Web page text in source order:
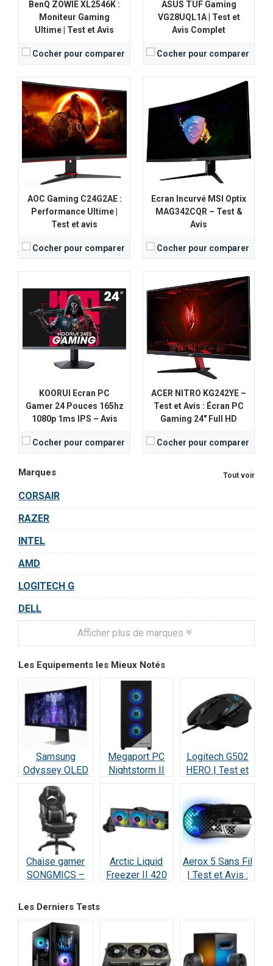
BenQ ZOWIE XL2546K :
Moniteur Gaming
Ultime | Test et Avis
Cocher pour comparer
ASUS TUF Gaming
VG28UQL1A | Test et
Avis Complet
Cocher pour comparer
AOC Gaming C24G2AE :
Performance Ultime |
Test et avis
Cocher pour comparer
Ecran Incurvé MSI Optix
MAG342CQR – Test &
Avis
Cocher pour comparer
KOORUI Ecran PC
Gamer 24 Pouces 165hz
1080p 1ms IPS – Avis
Cocher pour comparer
Taille de l'écran:23,8 Pouces
Résolution:1920 x 1080
Type d'écran:LCD
Taux de rafraichissement:
165Hz
Temps de réponse:1ms
View Details →
ACER NITRO KG242YE –
Test et Avis : Écran PC
Gaming 24″ Full HD
Cocher pour comparer
Taille de l'écran:
Résolution:1920 x 1080
Type d'écran:LED
Taux de rafraichissement:
Temps de réponse:1 ms (VRV)
View Details →
Marques Tout voir
CORSAIR
RAZER
INTEL
AMD
LOGITECH G
DELL
Afficher plus de marques
Les Equipements les Mieux Notés
Samsung
Odyssey OLED
G8 : Écran Ultra-
Performant –
Test & Avis
Megaport PC
Nightstorm II
Logitech G502
HERO | Test et
Champion des
Gamers
Chaise gamer
SONGMICS –
Arctic Liquid
Freezer II 420
Aerox 5 Sans Fil
| Test et Avis :
Les Derniers Tests